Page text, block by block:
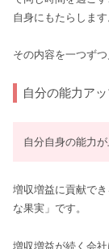
自身にもたらします
その内容を一つずつ
自分の能力ア
自分自身の能力
増収増益に貢献で
な果実」です。
増収増益が続く会